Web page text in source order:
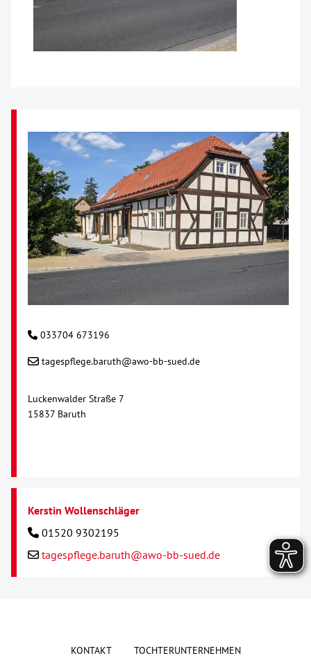
033704 673196
tagespflege.baruth@awo-bb-sued.de
Luckenwalder Straße 7
15837 Baruth
Kerstin Wollenschläger
01520 9302195
tagespflege.baruth@awo-bb-sued.de
KONTAKT TOCHTERUNTERNEHMEN